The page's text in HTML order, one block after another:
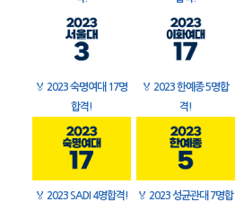
🏅 2023 숙명여대 17명
합격!
🏅 2023 한예종 5명합
격!
🏅 2023 SADI 4명합격! 🏅 2023 성균관대 7명합